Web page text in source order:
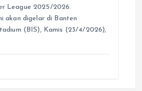
g
r
a
e
League 2025/2026.
akan digelar di Banten
(BIS), Kamis (23/4/2026),